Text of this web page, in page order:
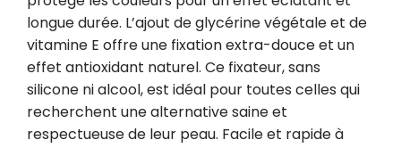
longue durée. L’ajout de glycérine végétale et de
vitamine E offre une fixation extra-douce et un
effet antioxidant naturel. Ce fixateur, sans
silicone ni alcool, est idéal pour toutes celles qui
recherchent une alternative saine et
respectueuse de leur peau. Facile et rapide à